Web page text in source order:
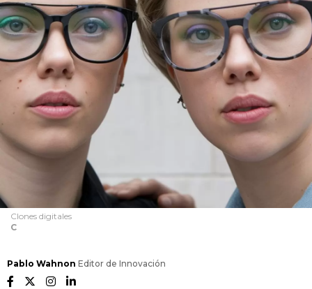
Clones digitales
C
Pablo Wahnon Editor de Innovación